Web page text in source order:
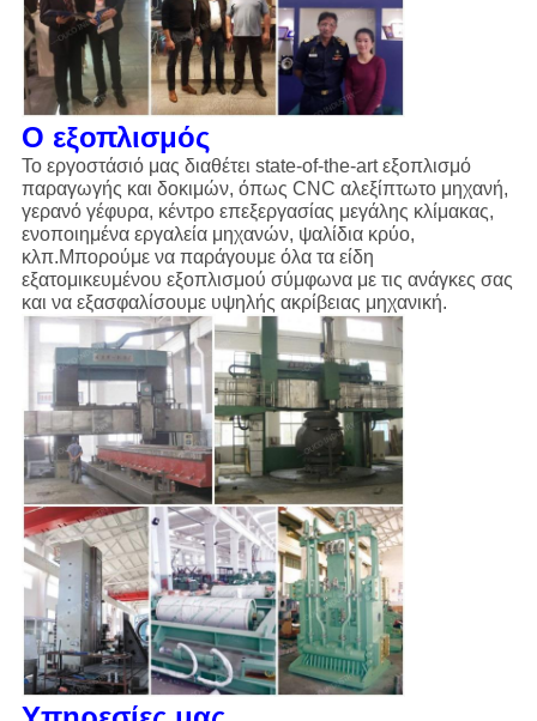
Ο εξοπλισμός
Το εργοστάσιό μας διαθέτει state-of-the-art εξοπλισμό
παραγωγής και δοκιμών, όπως CNC αλεξίπτωτο μηχανή,
γερανό γέφυρα, κέντρο επεξεργασίας μεγάλης κλίμακας,
ενοποιημένα εργαλεία μηχανών, ψαλίδια κρύο,
κλπ.Μπορούμε να παράγουμε όλα τα είδη
εξατομικευμένου εξοπλισμού σύμφωνα με τις ανάγκες σας
και να εξασφαλίσουμε υψηλής ακρίβειας μηχανική.